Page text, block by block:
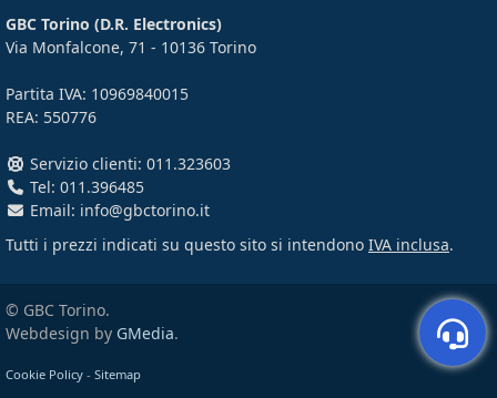
GBC Torino (D.R. Electronics)
Via Monfalcone, 71 - 10136 Torino
Partita IVA: 10969840015
REA: 550776
Servizio clienti: 011.323603
Tel: 011.396485
Email: info@gbctorino.it
Tutti i prezzi indicati su questo sito si intendono IVA inclusa.
© GBC Torino.
Webdesign by GMedia.
Cookie Policy - Sitemap